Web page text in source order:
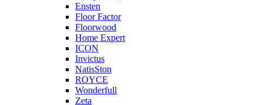
Ensten
Floor Factor
Floorwood
Home Expert
ICON
Invictus
NatisSton
ROYCE
Wonderfull
Zeta